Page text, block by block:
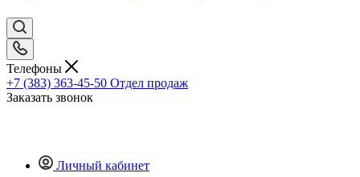
Телефоны
+7 (383) 363-45-50 Отдел продаж
Заказать звонок
Личный кабинет